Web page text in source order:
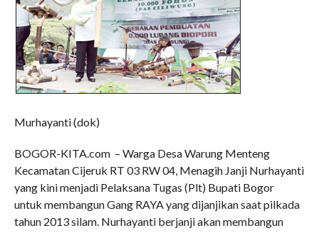
Murhayanti (dok)
BOGOR-KITA.com – Warga Desa Warung Menteng
Kecamatan Cijeruk RT 03 RW 04, Menagih Janji Nurhayanti
yang kini menjadi Pelaksana Tugas (Plt) Bupati Bogor
untuk membangun Gang RAYA yang dijanjikan saat pilkada
tahun 2013 silam. Nurhayanti berjanji akan membangun